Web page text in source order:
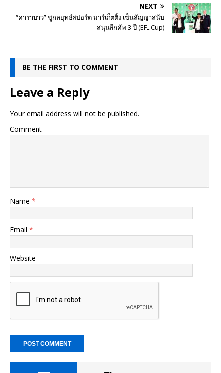
NEXT
“คาราบาว” ชูกลยุทธ์สปอร์ต มาร์เก็ตติ้ง เซ็นสัญญาสนับ
สนุนลีกคัพ 3 ปี (EFL Cup)
BE THE FIRST TO COMMENT
Leave a Reply
Your email address will not be published.
Comment
Name *
Email *
Website